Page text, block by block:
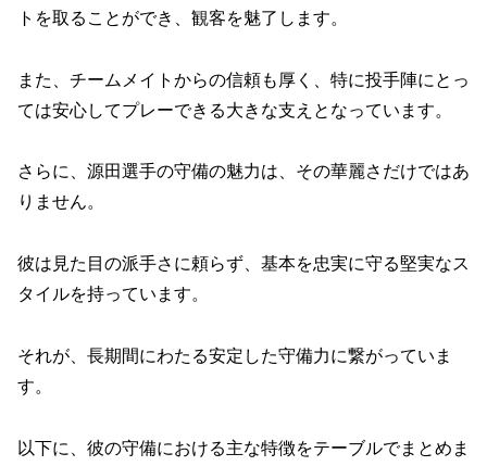
トを取ることができ、観客を魅了します。
また、チームメイトからの信頼も厚く、特に投手陣にとっ
ては安心してプレーできる大きな支えとなっています。
さらに、源田選手の守備の魅力は、その華麗さだけではあ
りません。
彼は見た目の派手さに頼らず、基本を忠実に守る堅実なス
タイルを持っています。
それが、長期間にわたる安定した守備力に繋がっていま
す。
以下に、彼の守備における主な特徴をテーブルでまとめま